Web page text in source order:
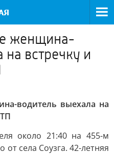
женщина-
встречку и
водитель выехала на
около 21:40 на 455-м
от села Соузга. 42-летняя